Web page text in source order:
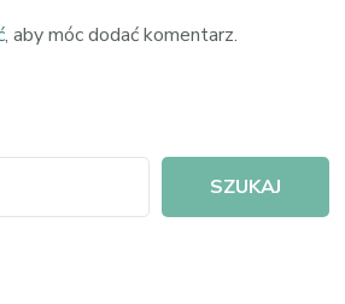
, aby móc dodać komentarz.
SZUKAJ